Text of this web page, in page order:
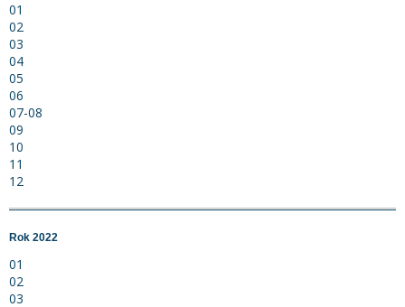
01
02
03
04
05
06
07-08
09
10
11
12
Rok 2022
01
02
03